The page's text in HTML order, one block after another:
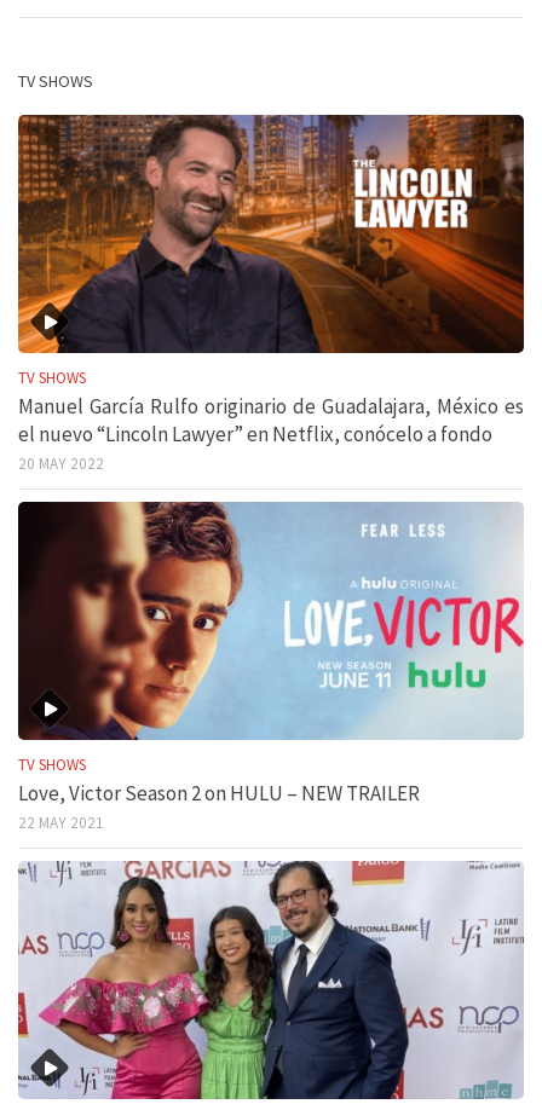
TV SHOWS
TV SHOWS
Manuel García Rulfo originario de Guadalajara, México es
el nuevo “Lincoln Lawyer” en Netflix, conócelo a fondo
20 MAY 2022
TV SHOWS
Love, Victor Season 2 on HULU – NEW TRAILER
22 MAY 2021